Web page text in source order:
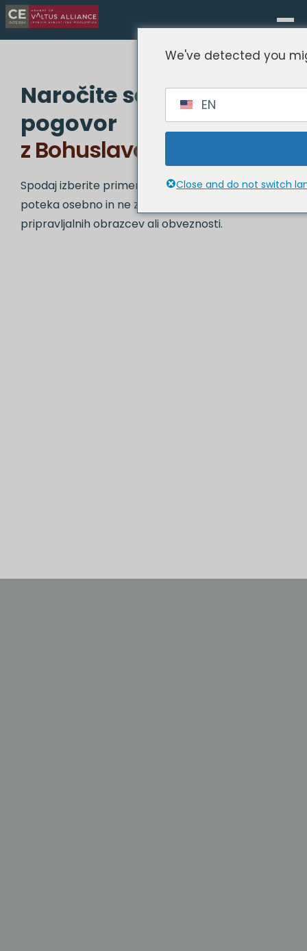
Naročite se na zaupen
pogovor
z Bohuslavom Lipovskim
Spodaj izberite primeren čas. Pogovor je zaupen,
poteka osebno in ne zahteva nobenih
pripravljalnih obrazcev ali obveznosti.
We've detected you
EN
Close and do not switch